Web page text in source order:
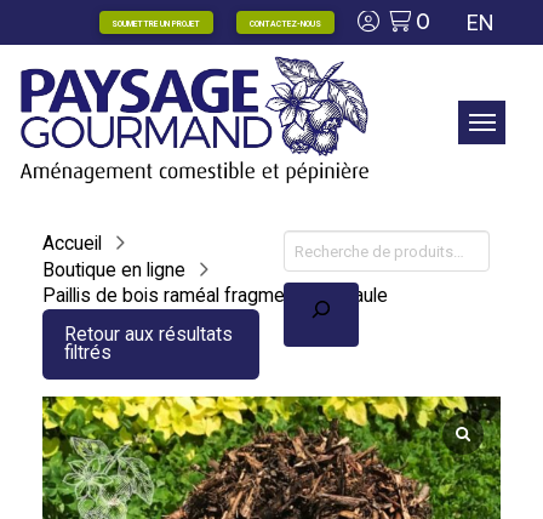
SOUMETTRE UN PROJET CONTACTEZ-NOUS 0 EN
Accueil
Boutique en ligne
Paillis de bois raméal fragmenté de saule
Retour aux résultats
filtrés
Recherche